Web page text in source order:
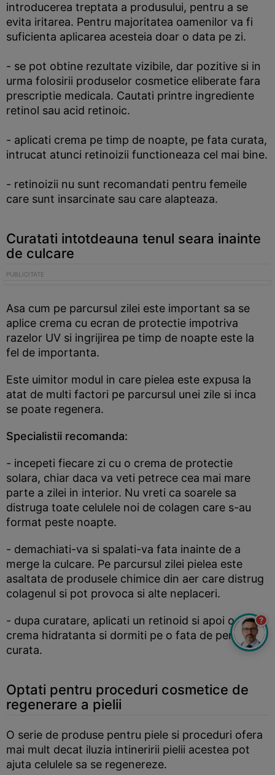
introducerea treptata a produsului, pentru a se
evita iritarea. Pentru majoritatea oamenilor va fi
suficienta aplicarea acesteia doar o data pe zi.
- se pot obtine rezultate vizibile, dar pozitive si in
urma folosirii produselor cosmetice eliberate fara
prescriptie medicala. Cautati printre ingrediente
retinol sau acid retinoic.
- aplicati crema pe timp de noapte, pe fata curata,
intrucat atunci retinoizii functioneaza cel mai bine.
- retinoizii nu sunt recomandati pentru femeile
care sunt insarcinate sau care alapteaza.
Curatati intotdeauna tenul seara inainte
de culcare
Asa cum pe parcursul zilei este important sa se
aplice crema cu ecran de protectie impotriva
razelor UV si ingrijirea pe timp de noapte este la
fel de importanta.
Este uimitor modul in care pielea este expusa la
atat de multi factori pe parcursul unei zile si inca
se poate regenera.
Specialistii recomanda:
- incepeti fiecare zi cu o crema de protectie
solara, chiar daca va veti petrece cea mai mare
parte a zilei in interior. Nu vreti ca soarele sa
distruga toate celulele noi de colagen care s-au
format peste noapte.
- demachiati-va si spalati-va fata inainte de a
merge la culcare. Pe parcursul zilei pielea este
asaltata de produsele chimice din aer care distrug
colagenul si pot provoca si alte neplaceri.
- dupa curatare, aplicati un retinoid si apoi o
crema hidratanta si dormiti pe o fata de perna
curata.
Optati pentru proceduri cosmetice de
regenerare a pielii
O serie de produse pentru piele si proceduri ofera
mai mult decat iluzia intineririi pielii acestea pot
ajuta celulele sa se regenereze.
?